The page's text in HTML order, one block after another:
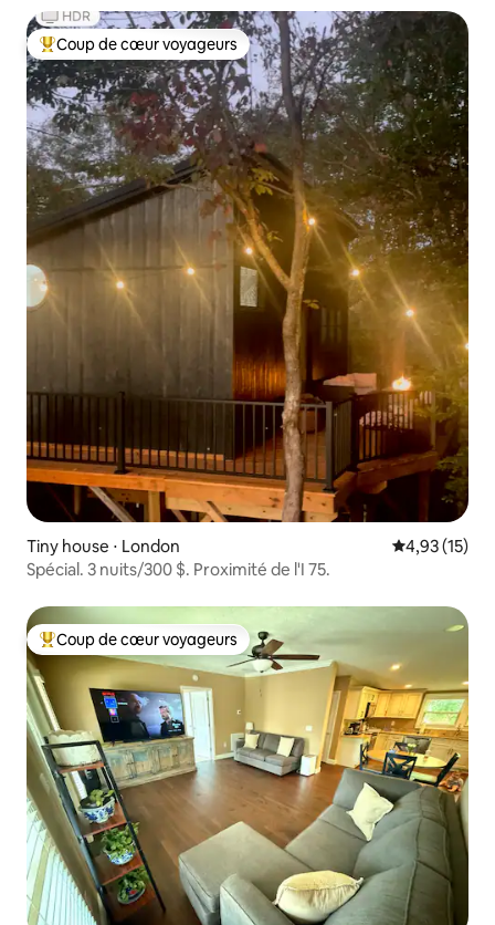
Coups de cœur voyageurs les plus appréciés
Coup de cœur voyageurs
Tiny house ⋅ London Évaluation
4,93 (15)
Spécial. 3 nuits/300 $. Proximité de l'I 75.
Coups de cœur voyageurs les plus appréciés
Coup de cœur voyageurs